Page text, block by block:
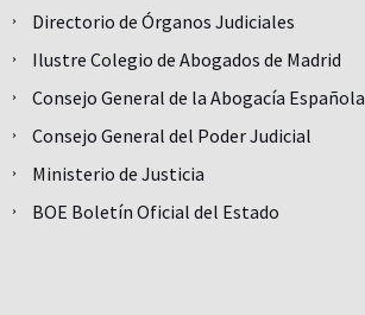
Directorio de Órganos Judiciales
Ilustre Colegio de Abogados de Madrid
Consejo General de la Abogacía Española
Consejo General del Poder Judicial
Ministerio de Justicia
BOE Boletín Oficial del Estado